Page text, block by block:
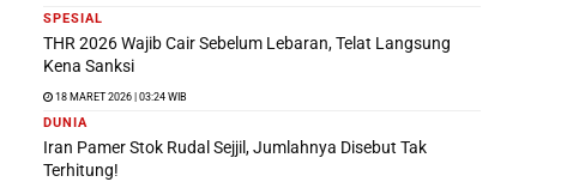
SPESIAL
THR 2026 Wajib Cair Sebelum Lebaran, Telat Langsung
Kena Sanksi
18 MARET 2026 | 03:24 WIB
DUNIA
Iran Pamer Stok Rudal Sejjil, Jumlahnya Disebut Tak
Terhitung!